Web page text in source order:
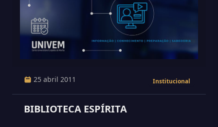
25 abril 2011 Institucional
BIBLIOTECA ESPÍRITA